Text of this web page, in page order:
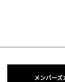
メンバーズ